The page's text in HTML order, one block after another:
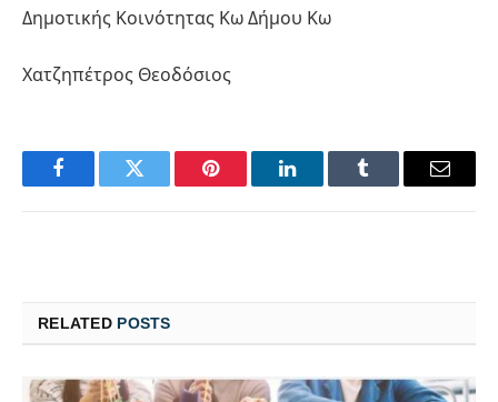
Δημοτικής Κοινότητας Κω Δήμου Κω
Χατζηπέτρος Θεοδόσιος
FacebookTwitter Pinterest LinkedInTumblr Email
RELATED POSTS